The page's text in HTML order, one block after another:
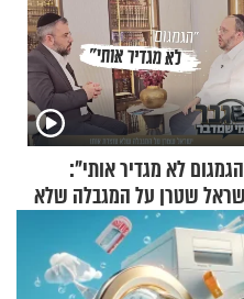
לא מגדיר אותי":
שטרן על המגבלה שלא
אותו